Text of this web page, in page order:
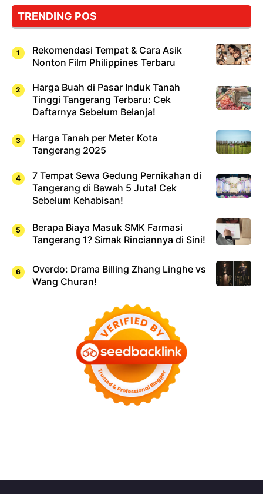
Cuma
Sushi!
TRENDING POS
Rekomendasi Tempat & Cara Asik
Nonton Film Philippines Terbaru
Harga Buah di Pasar Induk Tanah
Tinggi Tangerang Terbaru: Cek
Daftarnya Sebelum Belanja!
Harga Tanah per Meter Kota
Tangerang 2025
7 Tempat Sewa Gedung Pernikahan di
Tangerang di Bawah 5 Juta! Cek
Sebelum Kehabisan!
Berapa Biaya Masuk SMK Farmasi
Tangerang 1? Simak Rinciannya di Sini!
Overdo: Drama Billing Zhang Linghe vs
Wang Churan!